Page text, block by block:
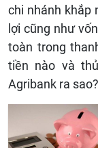
chi nhánh khắp
lợi cũng như
toàn trong
tiền nào và
Agribank ra sao?